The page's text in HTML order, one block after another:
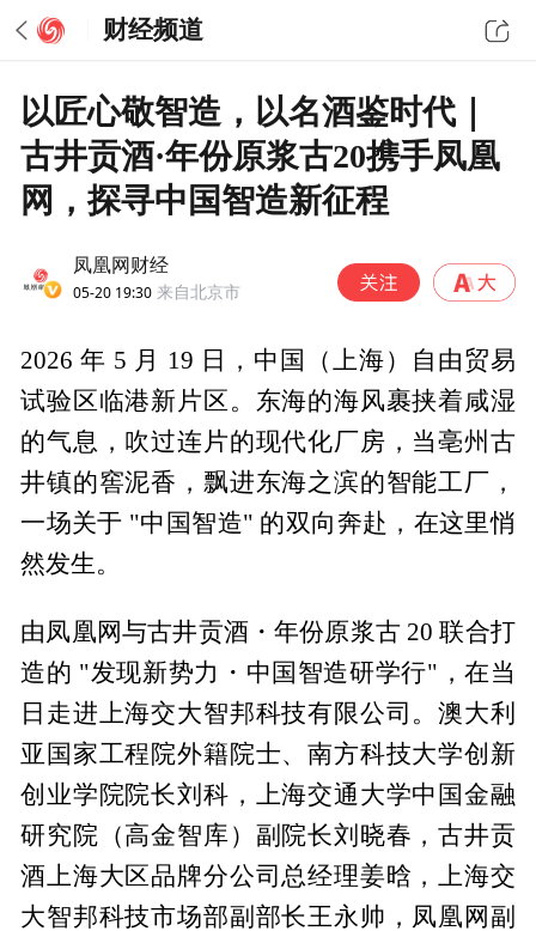
财经频道
以匠心敬智造，以名酒鉴时代｜
古井贡酒·年份原浆古20携手凤凰
网，探寻中国智造新征程
凤凰网财经
05-20 19:30 来自北京市
2026 年 5 月 19 日，中国（上海）自由贸易
试验区临港新片区。东海的海风裹挟着咸湿
的气息，吹过连片的现代化厂房，当亳州古
井镇的窖泥香，飘进东海之滨的智能工厂，
一场关于 "中国智造" 的双向奔赴，在这里悄
然发生。
由凤凰网与古井贡酒・年份原浆古 20 联合打
造的 "发现新势力・中国智造研学行"，在当
日走进上海交大智邦科技有限公司。澳大利
亚国家工程院外籍院士、南方科技大学创新
创业学院院长刘科，上海交通大学中国金融
研究院（高金智库）副院长刘晓春，古井贡
酒上海大区品牌分公司总经理姜晗，上海交
大智邦科技市场部副部长王永帅，凤凰网副